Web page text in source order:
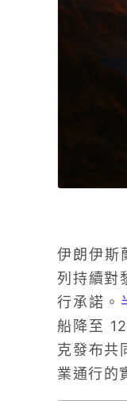
伊朗伊斯
列持續對
行承諾。
船降至
克發布共
業通行的